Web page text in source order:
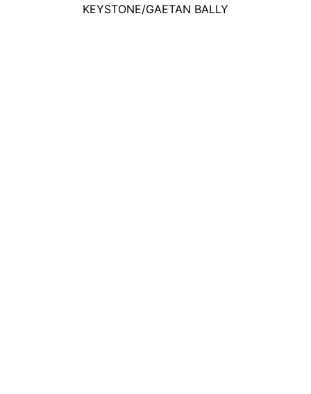
KEYSTONE/GAETAN BALLY